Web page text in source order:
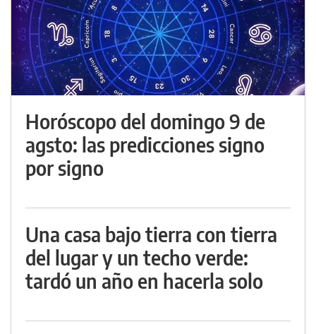
Horóscopo del domingo 9 de
agsto: las predicciones signo
por signo
Una casa bajo tierra con tierra
del lugar y un techo verde:
tardó un año en hacerla solo